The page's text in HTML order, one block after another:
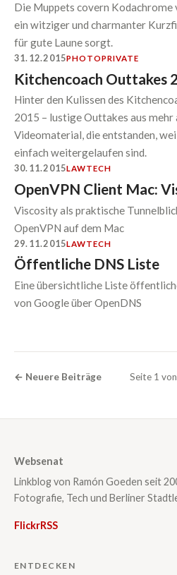
Die Muppets covern Kodachrome
ein witziger und charmanter
für gute Laune sorgt.
31.12.2015PHOTOPRIVATE
Kitchencoach Outtakes
Hinter den Kulissen des
2015 – lustige Outtakes aus mehr
Videomaterial, die entstanden,
einfach weitergelaufen sind.
30.11.2015LAWTECH
OpenVPN Client Mac:
Viscosity als praktische
OpenVPN auf dem Mac
29.11.2015LAWTECH
Öffentliche DNS Liste
Eine übersichtliche Liste
von Google über OpenDNS
← Neuere Beiträge Seite 1
Websenat
Linkblog von Ramón Goeden seit
Fotografie, Tech und Berliner
FlickrRSS
ENTDECKEN